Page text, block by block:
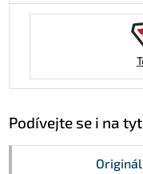
Podívejte se i na